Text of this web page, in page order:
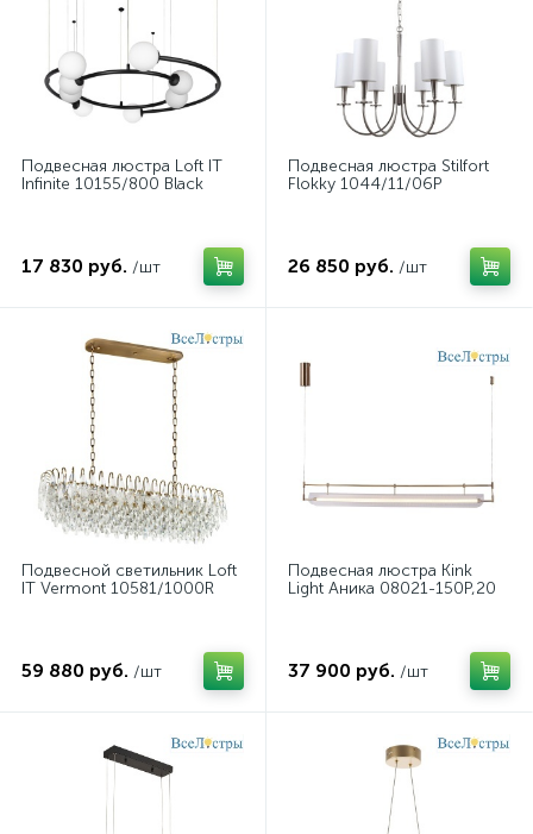
Подвесная люстра Loft IT
Infinite 10155/800 Black
17 830 руб. /шт
Подвесная люстра Stilfort
Flokky 1044/11/06P
26 850 руб. /шт
Подвесной светильник Loft
IT Vermont 10581/1000R
59 880 руб. /шт
Подвесная люстра Kink
Light Аника 08021-150P,20
37 900 руб. /шт